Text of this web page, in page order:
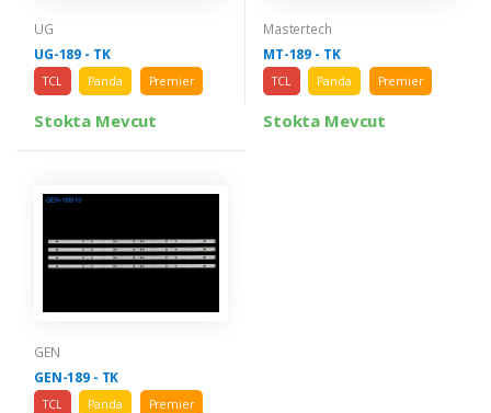
UG
UG-189 - TK
TCL Panda Premier
Stokta Mevcut
Mastertech
MT-189 - TK
TCL Panda Premier
Stokta Mevcut
GEN
GEN-189 - TK
TCL Panda Premier